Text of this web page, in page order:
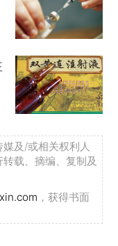
及/或相关权利人
载、摘编、复制及
，获得书面